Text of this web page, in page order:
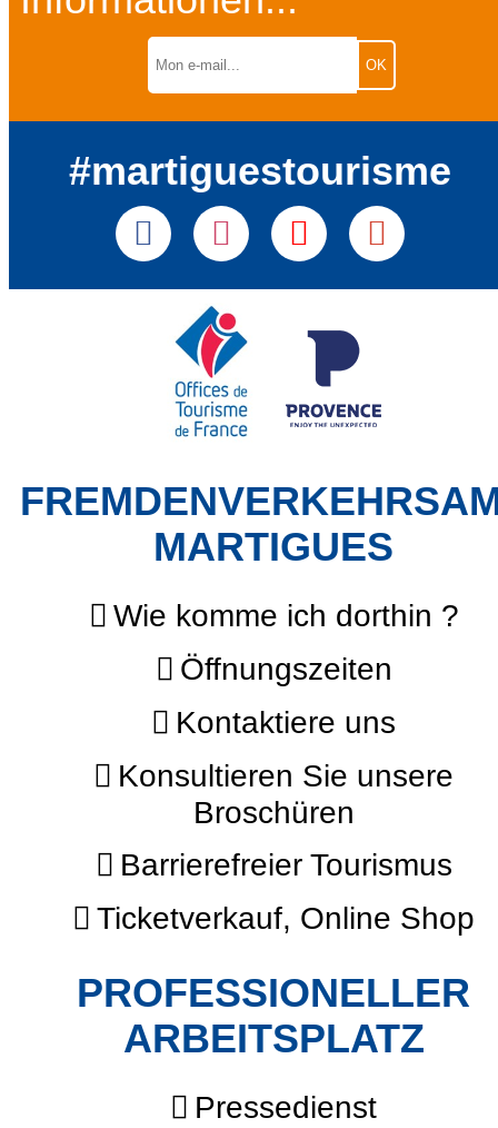
#martiguestourisme
MARTIGUES
Wie komme ich dorthin ?
Öffnungszeiten
Kontaktiere uns
Konsultieren Sie unsere
Broschüren
Barrierefreier Tourismus
Ticketverkauf, Online Shop
PROFESSIONELLER
ARBEITSPLATZ
Pressedienst